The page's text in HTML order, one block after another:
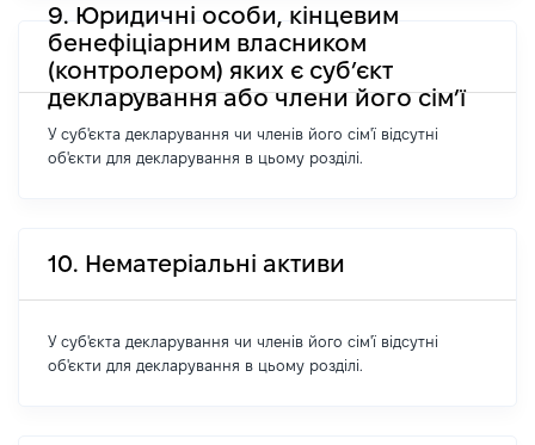
9. Юридичні особи, кінцевим
бенефіціарним власником
(контролером) яких є суб’єкт
декларування або члени його сім’ї
У суб'єкта декларування чи членів його сім'ї відсутні
об'єкти для декларування в цьому розділі.
10. Нематеріальні активи
У суб'єкта декларування чи членів його сім'ї відсутні
об'єкти для декларування в цьому розділі.